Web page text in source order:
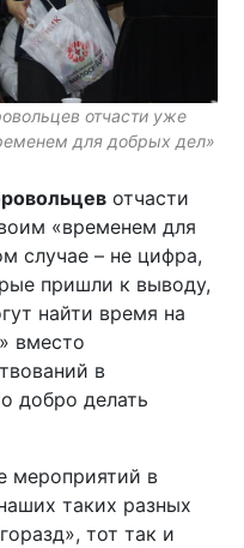
отчасти уже
для добрых дел»
отчасти
«временем для
случае – не цифра,
пришли к выводу,
найти время на
вместо
в
добро делать
мероприятий в
таких разных
тот так и